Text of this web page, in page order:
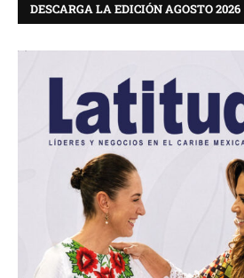
DESCARGA LA EDICIÓN AGOSTO 2026